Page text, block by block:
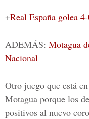
+Real España golea
ADEMÁS: Motagua
Nacional
Otro juego que está
Motagua porque los
positivos al nuevo